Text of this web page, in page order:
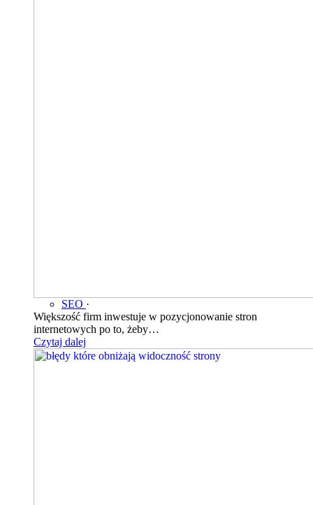
SEO ·
Większość firm inwestuje w pozycjonowanie stron
internetowych po to, żeby…
Czytaj dalej